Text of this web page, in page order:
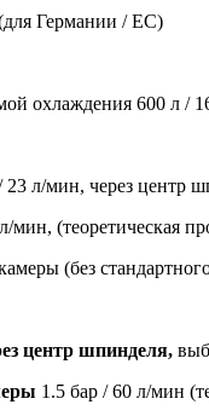
Германии / ЕС)
охлаждения 600 л /
л/мин, через центр
(теоретическая
(без
центр шпинделя,
1.5 бар / 60 л/мин